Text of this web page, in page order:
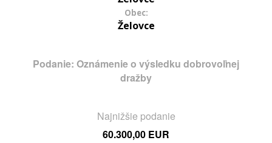
Obec:
Želovce
Podanie: Oznámenie o výsledku dobrovoľnej
dražby
Najnižšie podanie
60.300,00 EUR